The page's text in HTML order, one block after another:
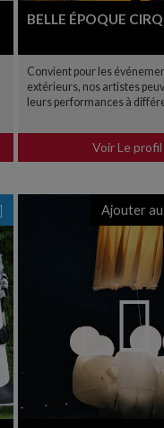
BELLE ÉPOQUE
Convient pour les
extérieurs, nos artistes
leurs performances à
Voir Le profil
Ajouter